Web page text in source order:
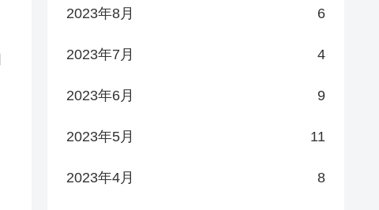
2023年8月 6
2023年7月 4
2023年6月 9
2023年5月 11
2023年4月 8